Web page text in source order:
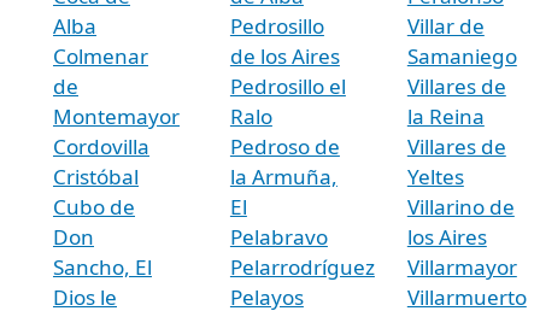
Alba
Colmenar
de
Montemayor
Cordovilla
Cristóbal
Cubo de
Don
Sancho, El
Dios le
Pedrosillo
de los Aires
Pedrosillo el
Ralo
Pedroso de
la Armuña,
El
Pelabravo
Pelarrodríguez
Pelayos
Villar de
Samaniego
Villares de
la Reina
Villares de
Yeltes
Villarino de
los Aires
Villarmayor
Villarmuerto